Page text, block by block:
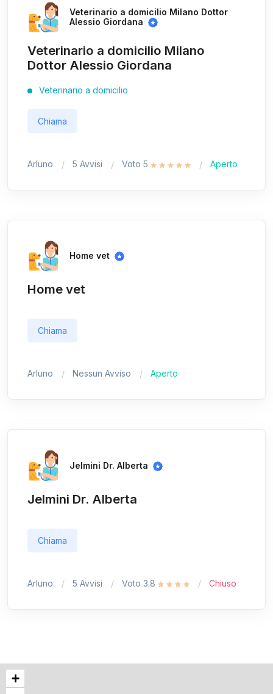
Veterinario a domicilio Milano Dottor
Alessio Giordana
Veterinario a domicilio Milano
Dottor Alessio Giordana
Veterinario a domicilio
Chiama
Arluno 5 Avvisi Voto 5 Aperto
Home vet
Home vet
Chiama
Arluno Nessun Avviso Aperto
Jelmini Dr. Alberta
Jelmini Dr. Alberta
Chiama
Arluno 5 Avvisi Voto 3.8 Chiuso
+